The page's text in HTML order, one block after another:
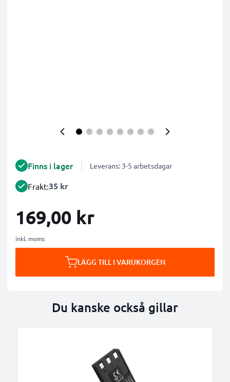
Finns i lager Leverans: 3-5 arbetsdagar
Frakt:35 kr
169,00 kr
inkl. moms
LÄGG TILL I VARUKORGEN
Du kanske också gillar